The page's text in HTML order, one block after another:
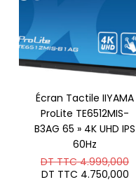
Écran Tactile IIYAMA
ProLite TE6512MIS-
B3AG 65 » 4K UHD IPS
60Hz
DT TTC4.999,000Le
DT TTC 4.750,000Le